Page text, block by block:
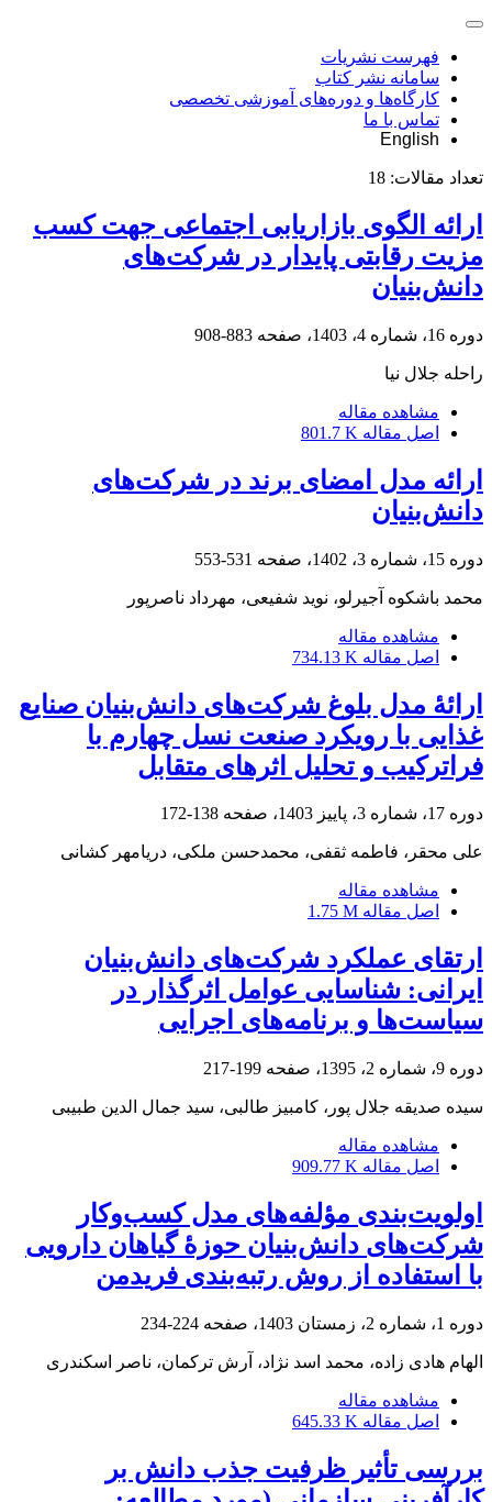
فهرست نشریات
سامانه نشر کتاب
کارگاه‌ها و دوره‌های آموزشی تخصصی
تماس با ما
English
تعداد مقالات: 18
ارائه الگوی بازاریابی اجتماعی جهت کسب
مزیت رقابتی پایدار در شرکت‌های
دانش‌بنیان
دوره 16، شماره 4، 1403، صفحه 883-908
راحله جلال نیا
مشاهده مقاله
اصل مقاله 801.7 K
ارائه مدل امضای برند در شرکت‌های
دانش‌بنیان
دوره 15، شماره 3، 1402، صفحه 531-553
محمد باشکوه آجیرلو، نوید شفیعی، مهرداد ناصرپور
مشاهده مقاله
اصل مقاله 734.13 K
ارائۀ مدل بلوغ شرکت‌های دانش‌بنیان صنایع
غذایی با رویکرد صنعت نسل چهارم با
فراترکیب و تحلیل اثرهای متقابل
دوره 17، شماره 3، پاییز 1403، صفحه 138-172
علی محقر، فاطمه ثقفی، محمدحسن ملکی، دریامهر کشانی
مشاهده مقاله
اصل مقاله 1.75 M
ارتقای عملکرد شرکت‌های دانش‌بنیان
ایرانی: شناسایی عوامل اثرگذار در
سیاست‌ها و برنامه‌های اجرایی
دوره 9، شماره 2، 1395، صفحه 199-217
سیده صدیقه جلال پور، کامبیز طالبی، سید جمال الدین طبیبی
مشاهده مقاله
اصل مقاله 909.77 K
اولویت‌بندی مؤلفه‌های مدل کسب‌وکار
شرکت‌های دانش‌بنیان حوزۀ گیاهان دارویی
با استفاده از روش رتبه‌بندی فریدمن
دوره 1، شماره 2، زمستان 1403، صفحه 224-234
الهام هادی زاده، محمد اسد نژاد، آرش ترکمان، ناصر اسکندری
مشاهده مقاله
اصل مقاله 645.33 K
بررسی تأثیر ظرفیت جذب دانش بر